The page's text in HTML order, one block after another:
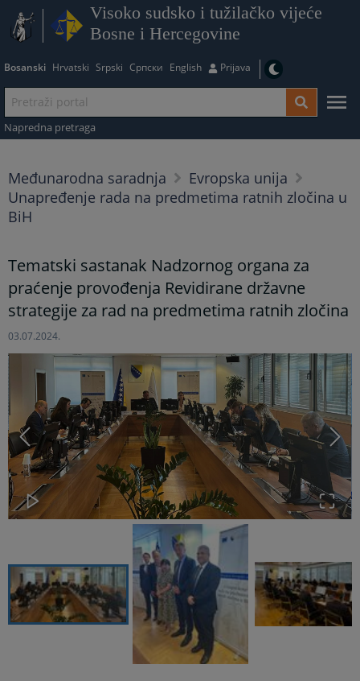
Visoko sudsko i tužilačko vijeće
Bosne i Hercegovine
Bosanski Hrvatski Srpski Српски English Prijava
Napredna pretraga
Međunarodna saradnja
Evropska unija
Unapređenje rada na predmetima ratnih zločina u
BiH
Tematski sastanak Nadzornog organa za
praćenje provođenja Revidirane državne
strategije za rad na predmetima ratnih zločina
03.07.2024.